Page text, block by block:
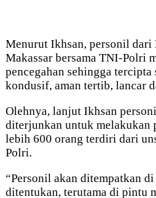
Menurut Ikhsan, personil dari
Makassar bersama TNI-Polri
pencegahan sehingga
kondusif, aman tertib, lancar
Olehnya, lanjut Ikhsan
diterjunkan untuk melakukan
lebih 600 orang terdiri dari
Polri.
“Personil akan ditempatkan
ditentukan, terutama di pintu